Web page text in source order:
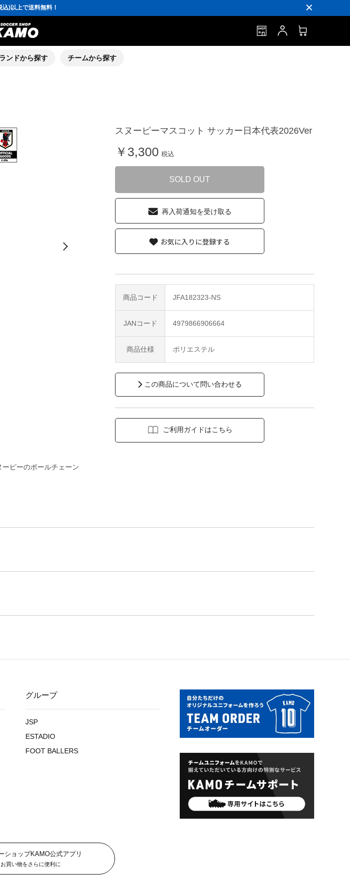
)以上で送料無料！
5％！プレミア会員は7％
10％OFFクーポン」プレゼント！
シューズケースプレゼント！
込)以上で送料無料！
5％！プレミア会員は7％
シューズケースプレゼント！
ンドから探す チームから探す
ピーのボールチェーン
スヌーピーマスコット サッカー日本代表2026Ver
￥3,300 税込
SOLD OUT
再入荷通知を受け取る
商品コード JFA182323-NS
JANコード 4979866906664
商品仕様 ポリエステル
この商品について問い合わせる
ご利用ガイドはこちら
お気に入りに登録する
グループ
JSP
ESTADIO
FOOT BALLERS
ショップKAMO公式アプリ
お買い物をさらに便利に